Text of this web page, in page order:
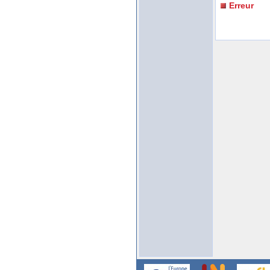
Erreur